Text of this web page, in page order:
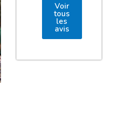
Voir
tous
les
avis